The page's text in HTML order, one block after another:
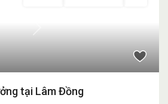
Next
tại Lâm Đồng